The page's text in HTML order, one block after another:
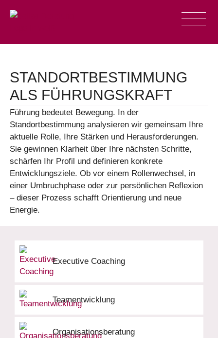
STANDORTBESTIMMUNG
ALS FÜHRUNGSKRAFT
Führung bedeutet Bewegung. In der
Standortbestimmung analysieren wir gemeinsam Ihre
aktuelle Rolle, Ihre Stärken und Herausforderungen.
Sie gewinnen Klarheit über Ihre nächsten Schritte,
schärfen Ihr Profil und definieren konkrete
Entwicklungsziele. Ob vor einem Rollenwechsel, in
einer Umbruchphase oder zur persönlichen Reflexion
– dieser Prozess schafft Orientierung und neue
Energie.
Executive Coaching
Teamentwicklung
Organisationsberatung